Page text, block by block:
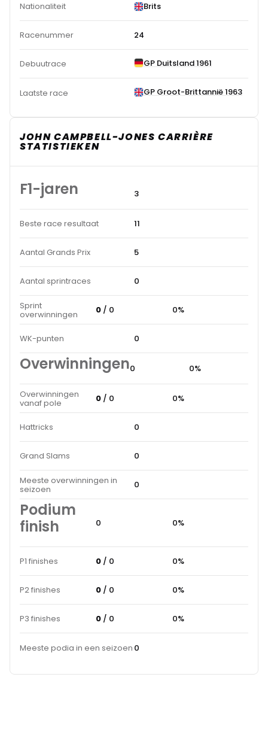
Nationaliteit Brits
Racenummer 24
Debuutrace GP Duitsland 1961
Laatste race GP Groot-Brittannië 1963
JOHN CAMPBELL-JONES CARRIÈRE
STATISTIEKEN
F1-jaren 3
Beste race resultaat 11
Aantal Grands Prix 5
Aantal sprintraces 0
Sprint
overwinningen 0 / 0 0%
WK-punten 0
Overwinningen0 0%
Overwinningen
vanaf pole 0 / 0 0%
Hattricks 0
Grand Slams 0
Meeste overwinningen in
seizoen 0
Podium
finish
0 0%
P1 finishes 0 / 0 0%
P2 finishes 0 / 0 0%
P3 finishes 0 / 0 0%
Meeste podia in een seizoen 0